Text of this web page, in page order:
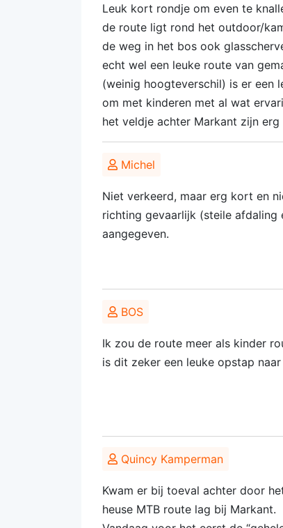
Leuk kort rondje om even te
de route ligt rond het outdoor/
de weg in het bos ook
echt wel een leuke route van
(weinig hoogteverschil) is er een
om met kinderen met al wat
het veldje achter Markant zijn erg
Michel
Niet verkeerd, maar erg kort en
richting gevaarlijk (steile
aangegeven.
BOS
Ik zou de route meer als kinder
is dit zeker een leuke opstap
Quincy Kamperman
Kwam er bij toeval achter door
heuse MTB route lag bij Markant.